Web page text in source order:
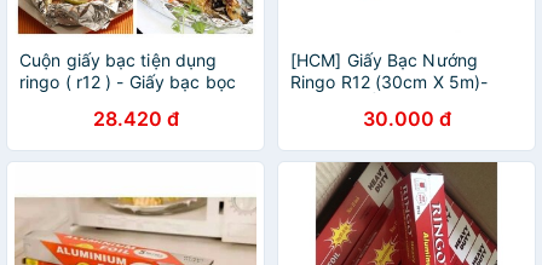
Cuộn giấy bạc tiện dụng
ringo ( r12 ) - Giấy bạc bọc
28.420 đ
[HCM] Giấy Bạc Nướng
Ringo R12 (30cm X 5m)-
30.000 đ